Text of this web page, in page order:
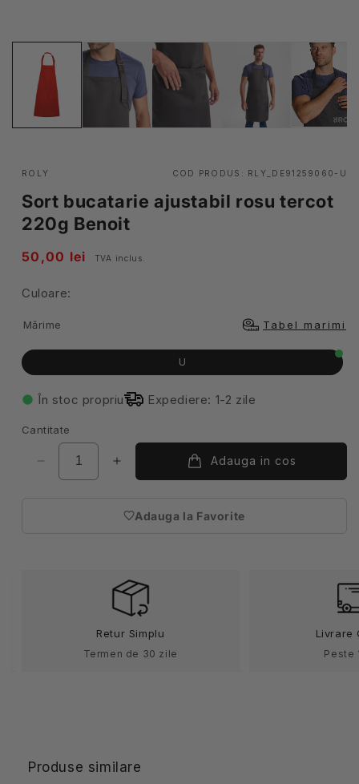
ROLY COD PRODUS: RLY_DE91259060-U
Sort bucatarie ajustabil rosu tercot
220g Benoit
Pret
50,00 lei TVA inclus.
Culoare:
Mărime Tabel marimi
U
În stoc propriu Expediere: 1-2 zile
Cantitate
Reduceți
cantitatea
Creșteți
cantitatea
Sort
tercot
220g
Benoit
Adauga in cos
Adauga la Favorite
(necesita
Retur Simplu
Termen de 30 zile
Livrare
Peste
Produse similare